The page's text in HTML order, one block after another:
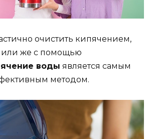
очистить кипячением,
или же с помощью
воды является самым
методом.